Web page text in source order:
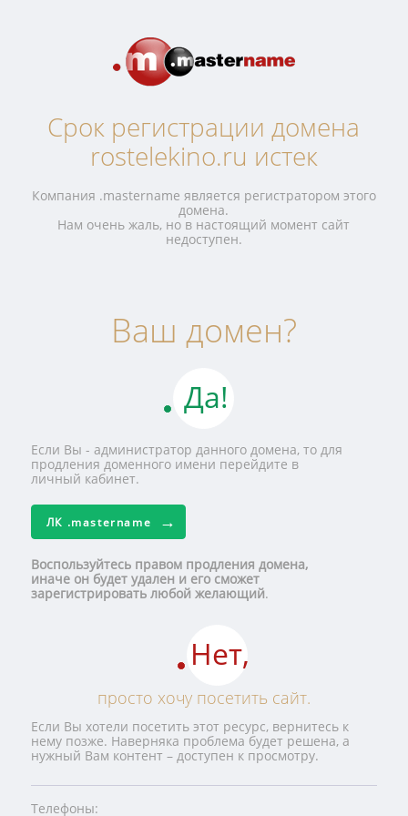
Срок регистрации домена
rostelekino.ru истек
Компания .mastername является регистратором этого
домена.
Нам очень жаль, но в настоящий момент сайт
недоступен.
Ваш домен?
Да!
Если Вы - администратор данного домена, то для
продления доменного имени перейдите в
личный кабинет.
ЛК .mastername
Воспользуйтесь правом продления домена,
иначе он будет удален и его сможет
зарегистрировать любой желающий.
Нет,
просто хочу посетить сайт.
Если Вы хотели посетить этот ресурс, вернитесь к
нему позже. Наверняка проблема будет решена, а
нужный Вам контент – доступен к просмотру.
Телефоны: